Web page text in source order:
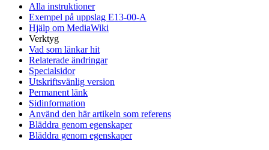
Alla instruktioner
Exempel på uppslag E13-00-A
Hjälp om MediaWiki
Verktyg
Vad som länkar hit
Relaterade ändringar
Specialsidor
Utskriftsvänlig version
Permanent länk
Sidinformation
Använd den här artikeln som referens
Bläddra genom egenskaper
Bläddra genom egenskaper